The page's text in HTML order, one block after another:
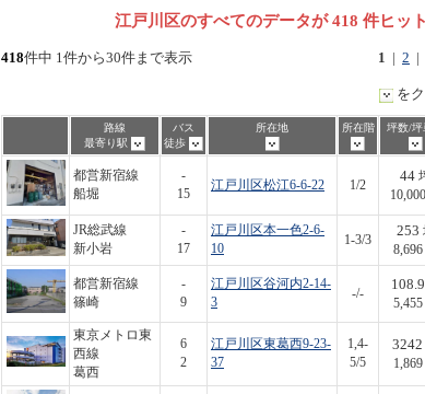
江戸川区のすべてのデータが 418 件ヒッ
1 2
418件中 1件から30件まで表示
を
路線
最寄り駅
バス
徒歩
所在地 所在階 坪数/坪
都営新宿線
船堀
-
15
江戸川区松江6-6-22 1/2
44
JR総武線
新小岩
-
17
江戸川区本一色2-6-
10
1-3/3
253
8,696
都営新宿線
篠崎
-
9
江戸川区谷河内2-14-
3
-/-
108.9
5,455
東京メトロ東
西線
葛西
6
2
江戸川区東葛西9-23-
37
1,4-
5/5
3242
1,869